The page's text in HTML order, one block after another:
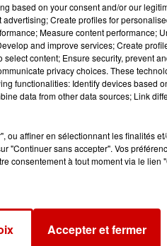
based on your consent and/or our
Create profiles for
Measure content performance;
and improve services; Create
content; Ensure security, prevent
privacy choices. These
functionalities: Identify devices based
data from other data sources; Link
ou affiner en sélectionnant les finalités
"Continuer sans accepter". Vos
consentement à tout moment via le lien
Accepter et fermer